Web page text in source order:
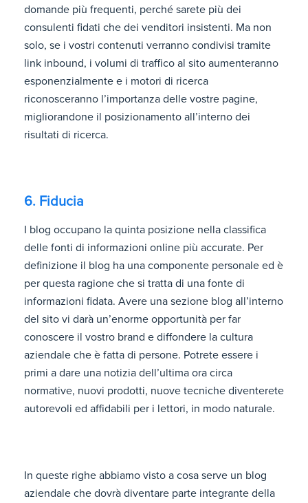
domande più frequenti, perché sarete più dei
consulenti fidati che dei venditori insistenti. Ma non
solo, se i vostri contenuti verranno condivisi tramite
link inbound, i volumi di traffico al sito aumenteranno
esponenzialmente e i motori di ricerca
riconosceranno l’importanza delle vostre pagine,
migliorandone il posizionamento all’interno dei
risultati di ricerca.
6. Fiducia
I blog occupano la quinta posizione nella classifica
delle fonti di informazioni online più accurate. Per
definizione il blog ha una componente personale ed è
per questa ragione che si tratta di una fonte di
informazioni fidata. Avere una sezione blog all’interno
del sito vi darà un’enorme opportunità per far
conoscere il vostro brand e diffondere la cultura
aziendale che è fatta di persone. Potrete essere i
primi a dare una notizia dell’ultima ora circa
normative, nuovi prodotti, nuove tecniche diventerete
autorevoli ed affidabili per i lettori, in modo naturale.
In queste righe abbiamo visto a cosa serve un blog
aziendale che dovrà diventare parte integrante della